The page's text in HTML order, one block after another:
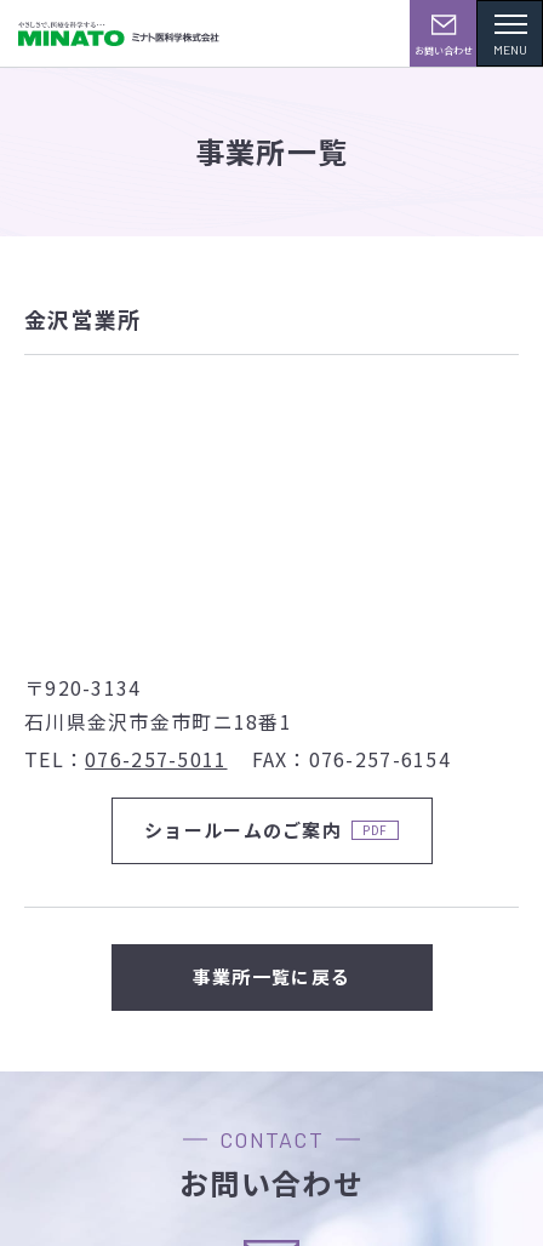
お問い合わせ MENU
事業所一覧
金沢営業所
〒920-3134
石川県金沢市金市町ニ18番1
TEL
076-257-5011 FAX 076-257-6154
ショールームのご案内
事業所一覧に戻る
CONTACT
お問い合わせ